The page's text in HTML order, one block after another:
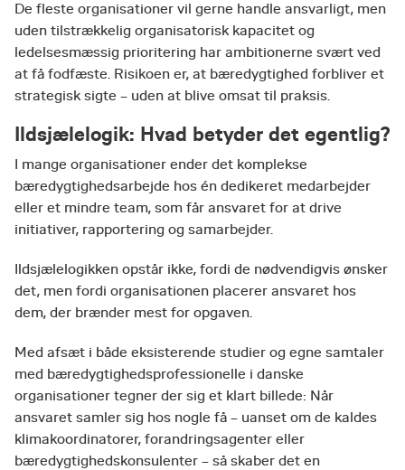
De fleste organisationer vil gerne handle ansvarligt, men
uden tilstrækkelig organisatorisk kapacitet og
ledelsesmæssig prioritering har ambitionerne svært ved
at få fodfæste. Risikoen er, at bæredygtighed forbliver et
strategisk sigte – uden at blive omsat til praksis.
Ildsjælelogik: Hvad betyder det egentlig?
I mange organisationer ender det komplekse
bæredygtighedsarbejde hos én dedikeret medarbejder
eller et mindre team, som får ansvaret for at drive
initiativer, rapportering og samarbejder.
Ildsjælelogikken opstår ikke, fordi de nødvendigvis ønsker
det, men fordi organisationen placerer ansvaret hos
dem, der brænder mest for opgaven.
Med afsæt i både eksisterende studier og egne samtaler
med bæredygtighedsprofessionelle i danske
organisationer tegner der sig et klart billede: Når
ansvaret samler sig hos nogle få – uanset om de kaldes
klimakoordinatorer, forandringsagenter eller
bæredygtighedskonsulenter – så skaber det en